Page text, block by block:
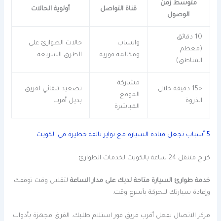
متوسط زمن
الوصول
قناة التواصل أولوية الحالات
10 دقائق
(معظم
المناطق)
واتساب
ومكالمة فورية
حالات الطوارئ على
الطرق السريعة
<15 دقيقة خلال
الذروة
مشاركة
الموقع
المباشرة
تصعيد تلقائي لفريق
بديل أقرب
5 أسباب تجعل قيادة السيارة مع تواير تالفة خطيرة في الكويت
كراج متنقل 24 ساعة بالكويت لخدمات الطوارئ
خدمة طوارئ السيارة متاحة لديك على مدار الساعة لتقليل وقت توقفك
وإعادة سيارتك للحركة بأسرع وقت.
مركز الاتصال يفعل أقرب فريق فور استلام طلبك. الفرق مجهزة بأدوات